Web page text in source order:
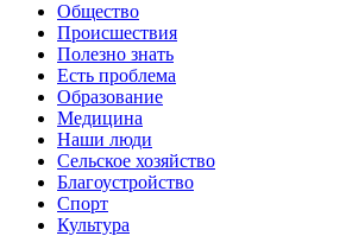
Общество
Происшествия
Полезно знать
Есть проблема
Образование
Медицина
Наши люди
Сельское хозяйство
Благоустройство
Спорт
Культура